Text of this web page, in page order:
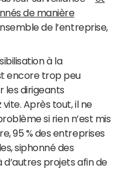
de manière
de l’entreprise,
à la
encore trop peu
les dirigeants
vite. Après tout, il ne
si rien n’est mis
95 % des entreprises
siphonné des
projets afin de